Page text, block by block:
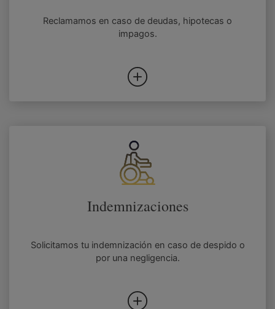
Reclamamos en caso de deudas, hipotecas o
impagos.
Indemnizaciones
Solicitamos tu indemnización en caso de despido o
por una negligencia.